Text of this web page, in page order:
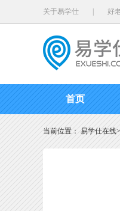
关于易学仕 好
首页
当前位置： 易学仕在线>